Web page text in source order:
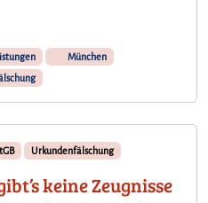
f
a
r
e
r
n
s
München
Urkundenfälschung
keine Zeugnisse